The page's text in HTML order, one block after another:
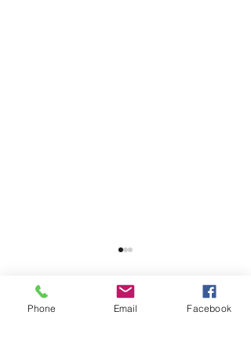
Commentaires
Phone Email Facebook